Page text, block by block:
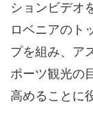
ションビデオ
ロベニアのト
プを組み、ア
ポーツ観光の
高めることに